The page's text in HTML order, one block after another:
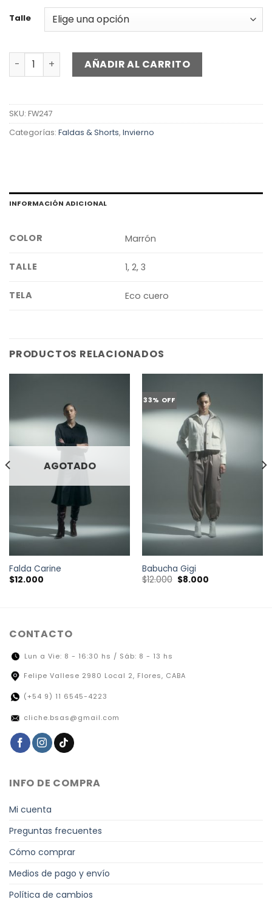
Talle
Falda Donna cantidadAÑADIR AL CARRITO
SKU: FW247
Categorías: Faldas & Shorts, Invierno
INFORMACIÓN ADICIONAL
COLOR Marrón
TALLE 1, 2, 3
TELA Eco cuero
PRODUCTOS RELACIONADOS
Falda Carine
$12.000
33% OFF
Babucha Gigi
$12.000 El
$8.000El
CONTACTO
Lun a Vie: 8 - 16:30 hs / Sáb: 8 - 13 hs
Felipe Vallese 2980 Local 2, Flores, CABA
(+54 9) 11 6545-4223
cliche.bsas@gmail.com
INFO DE COMPRA
Mi cuenta
Preguntas frecuentes
Cómo comprar
Medios de pago y envío
Política de cambios